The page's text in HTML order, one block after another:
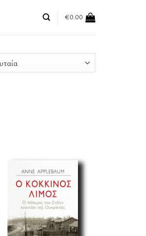
€0.00